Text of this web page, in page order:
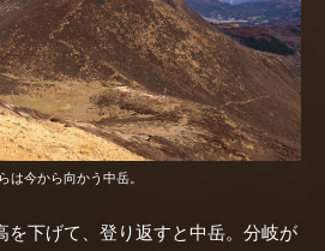
は今から向かう中岳。
を下げて、登り返すと中岳。分岐が